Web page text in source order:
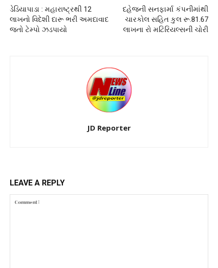
ડેડિયાપાડા : મહારાષ્ટ્રથી 12
લાખનો વિદેશી દારૂ ભરી અમદાવાદ
જતો ટેમ્પો ઝડપાયો
દહેજની સનફાર્મા કંપનીમાંથી
ચારકોલ સહિત કુલ રૂ.81.67
લાખના રો મટિરિયલ્સની ચોરી
JD Reporter
LEAVE A REPLY